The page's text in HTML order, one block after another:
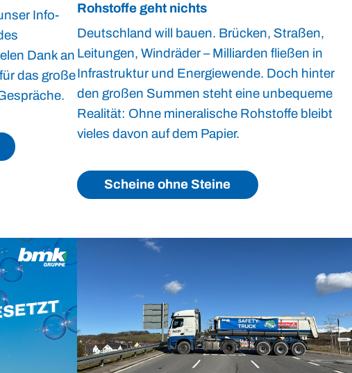
Info-
Dank an
das große
Rohstoffe geht nichts
Deutschland will bauen. Brücken, Straßen,
Leitungen, Windräder – Milliarden fließen in
Infrastruktur und Energiewende. Doch hinter
den großen Summen steht eine unbequeme
Realität: Ohne mineralische Rohstoffe bleibt
vieles davon auf dem Papier.
Scheine ohne Steine